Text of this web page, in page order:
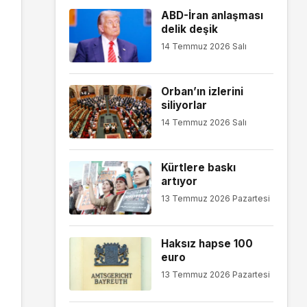
ABD-İran anlaşması
delik deşik
14 Temmuz 2026 Salı
Orban’ın izlerini
siliyorlar
14 Temmuz 2026 Salı
Kürtlere baskı
artıyor
13 Temmuz 2026 Pazartesi
Haksız hapse 100
euro
13 Temmuz 2026 Pazartesi